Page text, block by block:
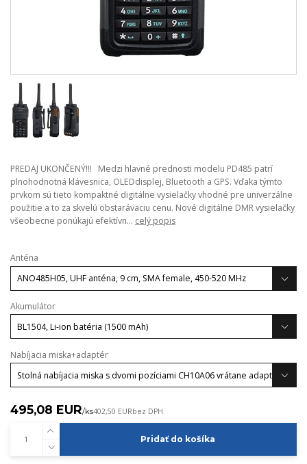
PREDAJ UKONČENÝ!!! Medzi hlavné prednosti modelu PD485 patrí
plnohodnotná klávesnica, OLEDdisplej, Bluetooth a GPS. Vďaka týmto
prvkom sú tieto kompaktné digitálne vysielačky vhodné pre univerzálne
použitie a to za skvelú obstarávaciu cenu. Nové digitálne DMR vysielačky
všeobecne ponúkajú efektívn... celý popis
Anténa
Akumulátor
Nabíjacia miska+adaptér
495,08 EUR/ks402,50 EURbez DPH
Pridať do košíka